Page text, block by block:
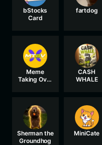
bStocks
Card
fartdog
Meme
Taking Over
CASH
WHALE
Sherman the
Groundhog
MiniCate